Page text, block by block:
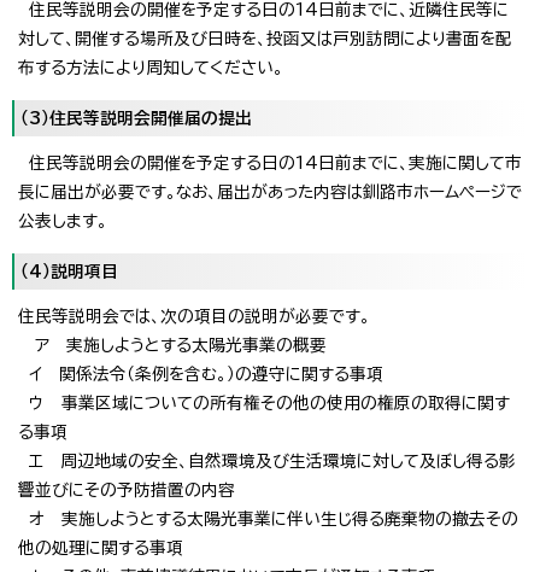
住民等説明会の開催を予定する日の14日前までに、近隣住民等に
対して、開催する場所及び日時を、投函又は戸別訪問により書面を配
布する方法により周知してください。
（3）住民等説明会開催届の提出
住民等説明会の開催を予定する日の14日前までに、実施に関して市
長に届出が必要です。なお、届出があった内容は釧路市ホームページで
公表します。
（4）説明項目
住民等説明会では、次の項目の説明が必要です。
ア 実施しようとする太陽光事業の概要
イ 関係法令（条例を含む。）の遵守に関する事項
ウ 事業区域についての所有権その他の使用の権原の取得に関す
る事項
エ 周辺地域の安全、自然環境及び生活環境に対して及ぼし得る影
響並びにその予防措置の内容
オ 実施しようとする太陽光事業に伴い生じ得る廃棄物の撤去その
他の処理に関する事項